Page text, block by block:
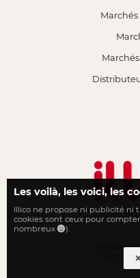
Le local n'a
18 rue du
76270
Les voilà, les voici, les
Illico ne propose ni publicité ni
cookies sont ceux pour
nombreux
).